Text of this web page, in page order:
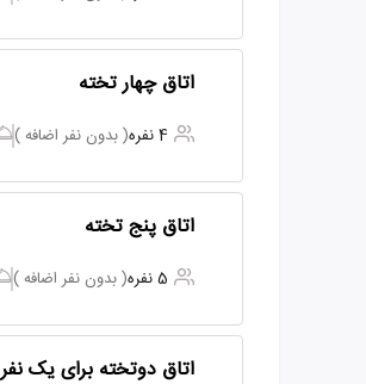
اتاق چهار تخته
4 نفره ( بدون نفر اضافه )
اتاق پنج تخته
5 نفره ( بدون نفر اضافه )
اتاق دوتخته برای یک نفر